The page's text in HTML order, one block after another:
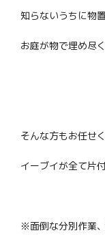
知らないうちに物
お庭が物で埋め尽
そんな方もお任せ
イーブイが全て片
※面倒な分別作業